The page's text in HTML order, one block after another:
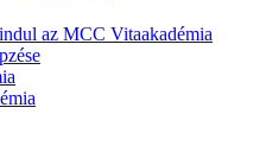
az MCC Vitaakadémia